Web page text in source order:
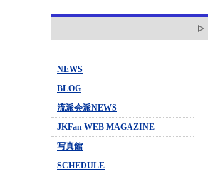
NEWS
BLOG
流派会派NEWS
JKFan WEB MAGAZINE
写真館
SCHEDULE